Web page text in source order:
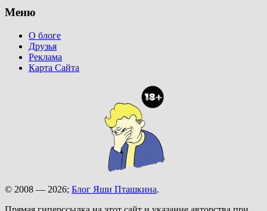
Меню
О блоге
Друзья
Реклама
Карта Сайта
© 2008 — 2026; Блог Яши Пташкина.